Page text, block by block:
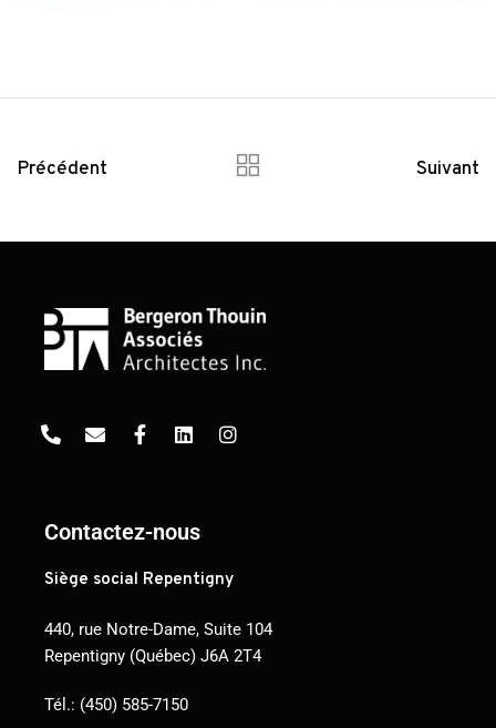
Précédent Suivant
Contactez-nous
Siège social Repentigny
440, rue Notre-Dame, Suite 104
Repentigny (Québec) J6A 2T4
Tél.: (450) 585-7150